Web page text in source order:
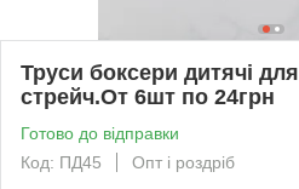
Труси боксери дитячі
стрейч.От 6шт по 24грн
Готово до відправки
Код: ПД45
Опт і роздріб